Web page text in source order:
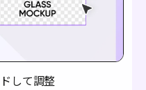
して調整